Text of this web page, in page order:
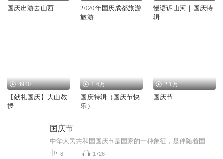
国庆出游去山西
2020年国庆成都旅游
旅游
慢语诉山河｜国庆特
辑
4940
【献礼国庆】大山教
授
1.6万
国庆特辑（国庆节快
乐）
2.1万
国庆节
国庆节
8 1726